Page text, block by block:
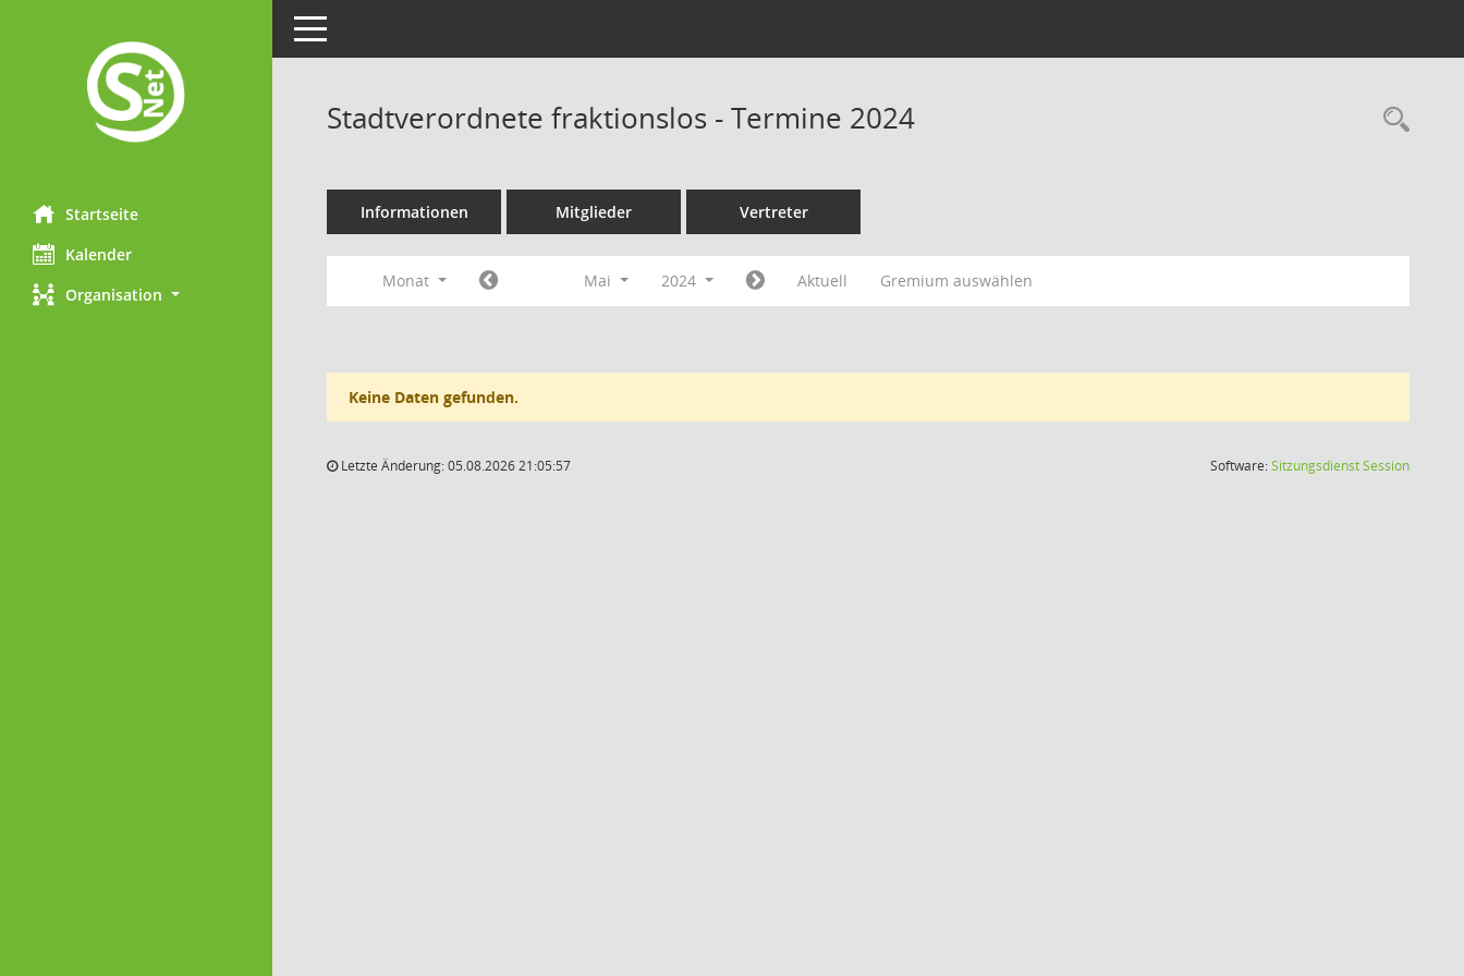
Startseite
Kalender
Organisation
Toggle navigation
Stadtverordnete fraktionslos - Termine 2024
Informationen Mitglieder Vertreter
Monat Mai 2024 Aktuell Gremium auswählen
Keine Daten gefunden.
Letzte Änderung: 05.08.2026 21:05:57 Software:SitzungsdienstSession(Wird in